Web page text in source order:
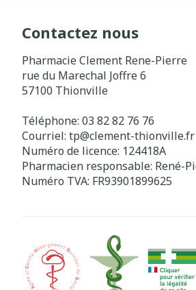
Contactez nous
Pharmacie Clement Rene-Pierre
rue du Marechal Joffre 6
57100 Thionville
Téléphone: 03 82 82 76 76
Courriel: tp@clement-thionville.fr
Numéro de licence: 124418A
Pharmacien responsable: René-
Numéro TVA: FR93901899625